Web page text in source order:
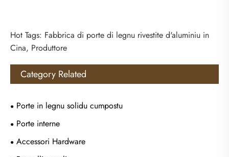
Hot Tags: Fabbrica di porte di legnu rivestite d'aluminiu in
Cina, Produttore
Category Related
Porte in legnu solidu cumpostu
Porte interne
Accessori Hardware